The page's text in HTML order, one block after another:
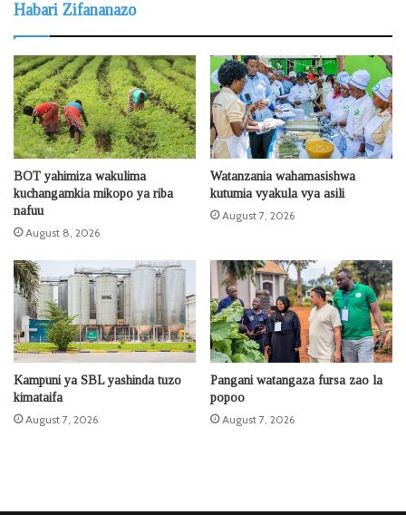
Habari Zifananazo
BOT yahimiza wakulima
kuchangamkia mikopo ya riba
nafuu
August 8, 2026
Watanzania wahamasishwa
kutumia vyakula vya asili
August 7, 2026
Kampuni ya SBL yashinda tuzo
kimataifa
August 7, 2026
Pangani watangaza fursa zao la
popoo
August 7, 2026